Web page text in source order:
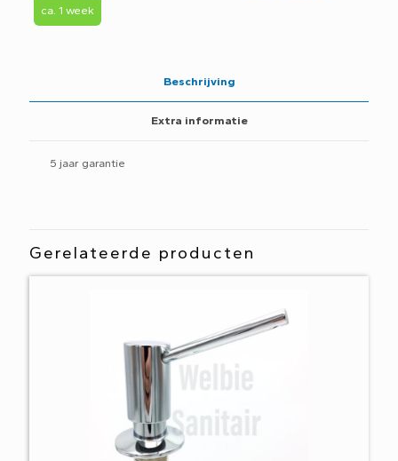
aantal
ca. 1 week
Beschrijving
Extra informatie
5 jaar garantie
Gerelateerde producten